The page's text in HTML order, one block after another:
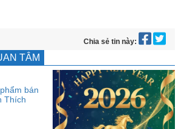
Chia sẻ tin này:
TÂM
bán
Thích